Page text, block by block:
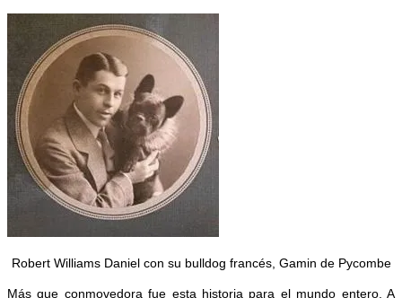
Robert Williams Daniel con su bulldog francés, Gamin de Pycombe
Más que conmovedora fue esta historia para el mundo entero. A